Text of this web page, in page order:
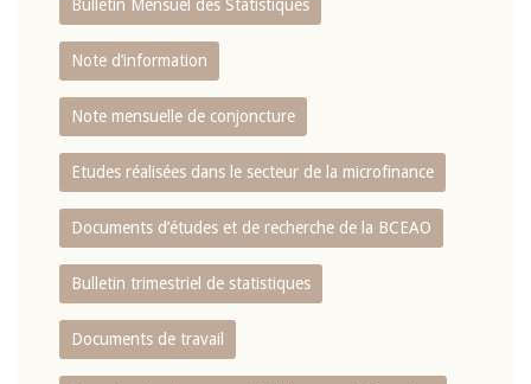
Bulletin Mensuel des Statistiques
Note d’information
Note mensuelle de conjoncture
Etudes réalisées dans le secteur de la microfinance
Documents d’études et de recherche de la BCEAO
Bulletin trimestriel de statistiques
Documents de travail